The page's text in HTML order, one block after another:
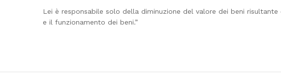
Lei è responsabile solo della diminuzione del valore dei beni
e il funzionamento dei beni.”